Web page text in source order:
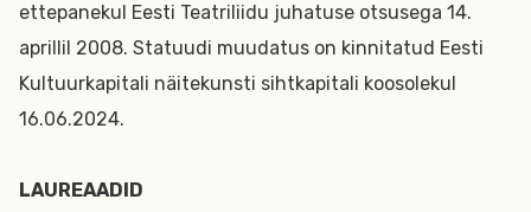
ettepanekul Eesti Teatriliidu juhatuse otsusega 14.
aprillil 2008. Statuudi muudatus on kinnitatud Eesti
Kultuurkapitali näitekunsti sihtkapitali koosolekul
16.06.2024.
LAUREAADID